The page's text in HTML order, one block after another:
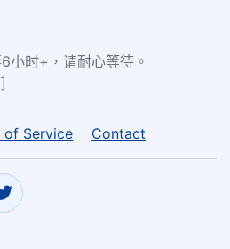
小时+，请耐心等待。
of Service Contact